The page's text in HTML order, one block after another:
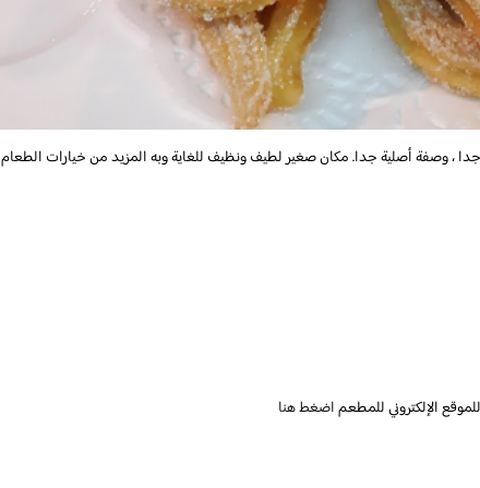
، وصفة أصلية جدا. مكان صغير لطيف ونظيف للغاية وبه المزيد من خيارات الطعام
الإلكتروني للمطعماضغط هنا